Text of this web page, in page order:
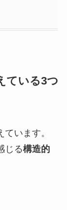
ている3つ
います。
じる構造的